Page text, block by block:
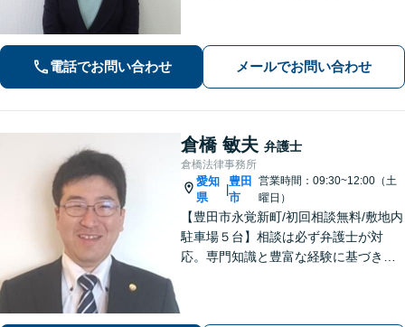
な配慮のある解決策をご提案します
【お子さま連れのご相談可】
電話でお問い合わせ メールでお問い合わせ
倉橋 敏夫 弁護士
倉橋法律事務所
愛知
県
|
豊田
市
営業時間：09:30~12:00（土
曜日）
【豊田市永覚新町/初回相談無料/敷地内
駐車場５台】相談は必ず弁護士が対
応。専門知識と豊富な経験に基づき、